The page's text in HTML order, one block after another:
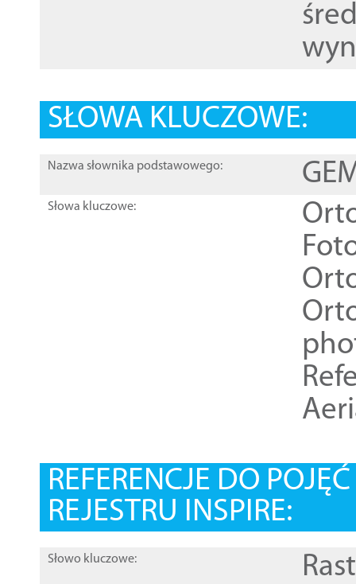
SŁOWA KLUCZOWE:
Nazwa słownika podstawowego:
Słowa kluczowe:
REFERENCJE DO
REJESTRU INSPIRE:
Słowo kluczowe: